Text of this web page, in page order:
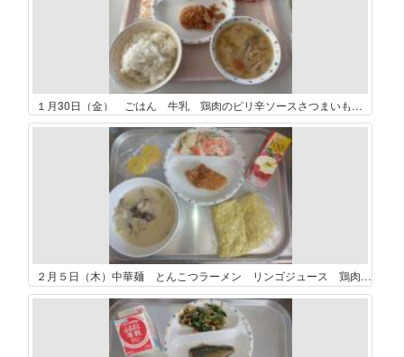
１月30日（金） ごはん 牛乳 鶏肉のピリ辛ソースさつまいものごま和え ゆばのすまし汁
２月５日（木）中華麺 とんこつラーメン リンゴジュース 鶏肉のレモン煮 パリパリポテトサラダ 冷凍パイン